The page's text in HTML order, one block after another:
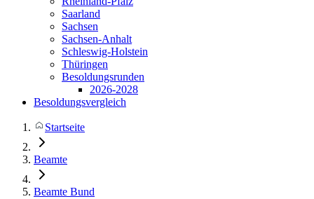
Saarland
Sachsen
Sachsen-Anhalt
Schleswig-Holstein
Thüringen
Besoldungsrunden
2026-2028
Besoldungsvergleich
Startseite
Beamte
Beamte Bund